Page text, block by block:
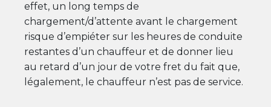
effet, un long temps de
chargement/d’attente avant le chargement
risque d’empiéter sur les heures de conduite
restantes d’un chauffeur et de donner lieu
au retard d’un jour de votre fret du fait que,
légalement, le chauffeur n’est pas de service.